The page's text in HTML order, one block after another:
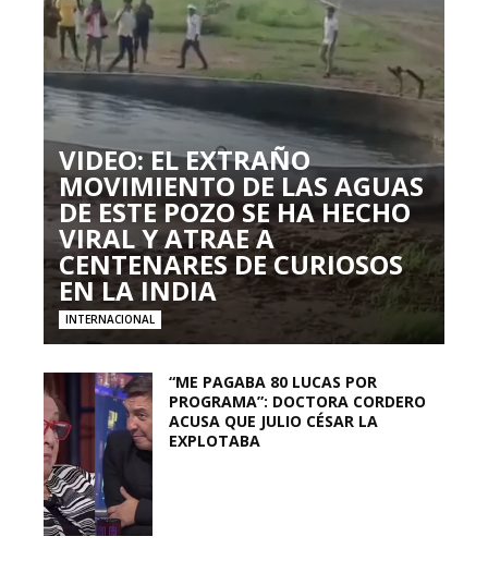
VIDEO: EL EXTRAÑO
MOVIMIENTO DE LAS AGUAS
DE ESTE POZO SE HA HECHO
VIRAL Y ATRAE A
CENTENARES DE CURIOSOS
EN LA INDIA
INTERNACIONAL
“ME PAGABA 80 LUCAS POR
PROGRAMA”: DOCTORA CORDERO
ACUSA QUE JULIO CÉSAR LA
EXPLOTABA